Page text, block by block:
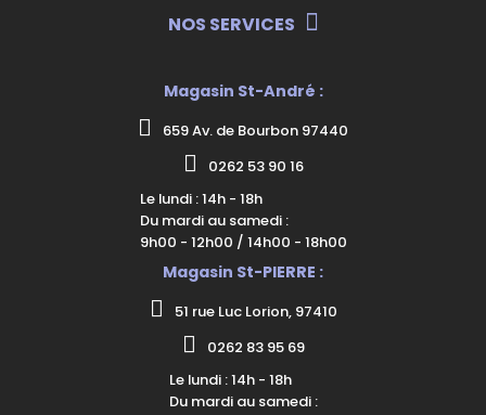
NOS SERVICES
Magasin St-André :
659 Av. de Bourbon 97440
0262 53 90 16
Le lundi : 14h - 18h
Du mardi au samedi :
9h00 - 12h00 / 14h00 - 18h00
Magasin St-PIERRE :
51 rue Luc Lorion, 97410
0262 83 95 69
Le lundi : 14h - 18h
Du mardi au samedi :